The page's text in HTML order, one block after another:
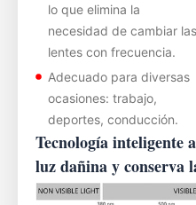
lo que elimina la
necesidad de cambiar las
lentes con frecuencia.
Adecuado para diversas
ocasiones: trabajo,
deportes, conducción.
Tecnología inteligente
luz dañina y conserva